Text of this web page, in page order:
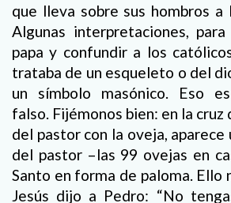
que lleva sobre sus hombros a
Algunas interpretaciones,
papa y confundir a los
trataba de un esqueleto o del
un símbolo masónico. Eso
falso. Fijémonos bien: en la cruz
del pastor con la oveja, aparece
del pastor –las 99 ovejas en
Santo en forma de paloma. Ello
Jesús dijo a Pedro: “No